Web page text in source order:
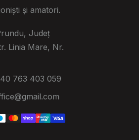
și amatori.
Județ
Linia Mare, Nr.
763 403 059